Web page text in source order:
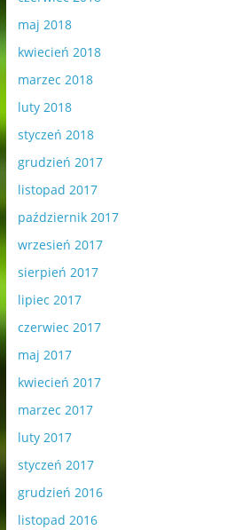
maj 2018
kwiecień 2018
marzec 2018
luty 2018
styczeń 2018
grudzień 2017
listopad 2017
październik 2017
wrzesień 2017
sierpień 2017
lipiec 2017
czerwiec 2017
maj 2017
kwiecień 2017
marzec 2017
luty 2017
styczeń 2017
grudzień 2016
listopad 2016